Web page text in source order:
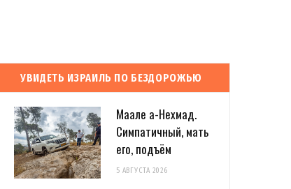
УВИДЕТЬ ИЗРАИЛЬ ПО БЕЗДОРОЖЬЮ
Маале а-Нехмад.
Симпатичный, мать
его, подъём
5 АВГУСТА 2026